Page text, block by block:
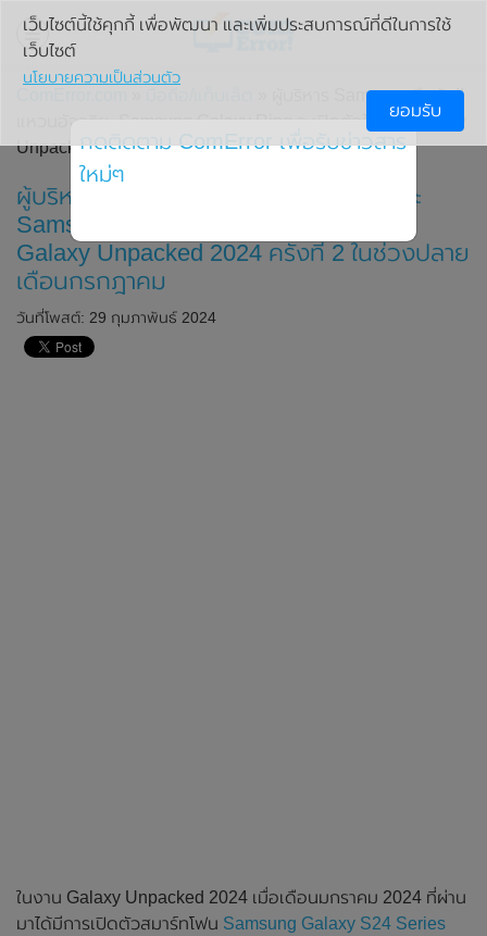
» ผู้บริหาร Samsung ยืนยัน!!
แหวนอัจฉริยะ Samsung Galaxy Ring จะเปิดตัวในงาน Galaxy
Unpacked 2024 ครั้งที่ 2 ในช่วงปลายเดือนกรกฎาคม
ผู้บริหาร Samsung ยืนยัน!! แหวนอัจฉริยะ
Samsung Galaxy Ring จะเปิดตัวในงาน
Galaxy Unpacked 2024 ครั้งที่ 2 ในช่วงปลาย
เดือนกรกฎาคม
วันที่โพสต์: 29 กุมภาพันธ์ 2024
ในงาน Galaxy Unpacked 2024 เมื่อเดือนมกราคม 2024 ที่ผ่าน
มาได้มีการเปิดตัวสมาร์ทโฟน Samsung Galaxy S24 Series
เว็บไซต์นี้ใช้คุกกี้ เพื่อพัฒนา และเพิ่มประสบการณ์ที่ดีในการใช้
เว็บไซต์
นโยบายความเป็นส่วนตัว
ยอมรับ
กดติดตาม ComError เพื่อรับข่าวสาร
ใหม่ๆ